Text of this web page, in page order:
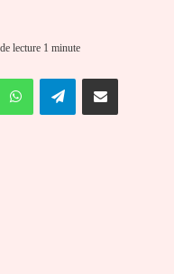
lecture 1 minute
WhatsAppTelegramPartager par email